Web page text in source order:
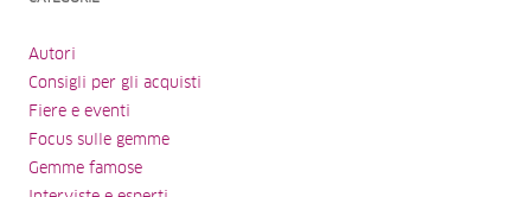
Autori
Consigli per gli acquisti
Fiere e eventi
Focus sulle gemme
Gemme famose